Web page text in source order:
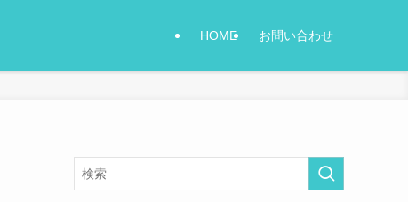
HOME お問い合わせ